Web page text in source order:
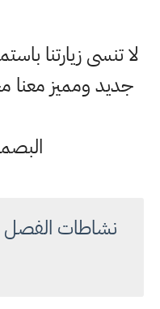
لا تنسى زيارتنا
جديد ومميز معنا
نشاطات الفصل